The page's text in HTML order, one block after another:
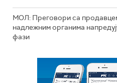
МОЛ: Преговори са
надлежним органима
фази